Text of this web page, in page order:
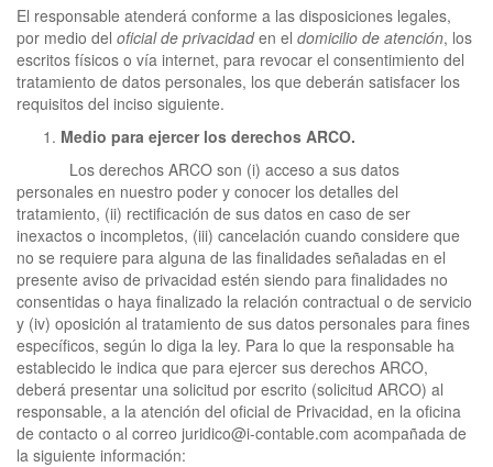
El responsable atenderá conforme a las disposiciones legales,
por medio del oficial de privacidaden el domicilio de atención, los
escritos físicos o vía internet, para revocar el consentimiento del
tratamiento de datos personales, los que deberán satisfacer los
requisitos del inciso siguiente.
Medio para ejercer los derechos ARCO.
Los derechos ARCO son (i) acceso a sus datos
personales en nuestro poder y conocer los detalles del
tratamiento, (ii) rectificación de sus datos en caso de ser
inexactos o incompletos, (iii) cancelación cuando considere que
no se requiere para alguna de las finalidades señaladas en el
presente aviso de privacidad estén siendo para finalidades no
consentidas o haya finalizado la relación contractual o de servicio
y (iv) oposición al tratamiento de sus datos personales para fines
específicos, según lo diga la ley. Para lo que la responsable ha
establecido le indica que para ejercer sus derechos ARCO,
deberá presentar una solicitud por escrito (solicitud ARCO) al
responsable, a la atención del oficial de Privacidad, en la oficina
de contacto o al correo juridico@i-contable.com acompañada de
la siguiente información: